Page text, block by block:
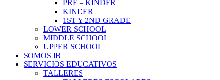
PRE – KINDER
KINDER
1ST Y 2ND GRADE
LOWER SCHOOL
MIDDLE SCHOOL
UPPER SCHOOL
SOMOS IB
SERVICIOS EDUCATIVOS
TALLERES